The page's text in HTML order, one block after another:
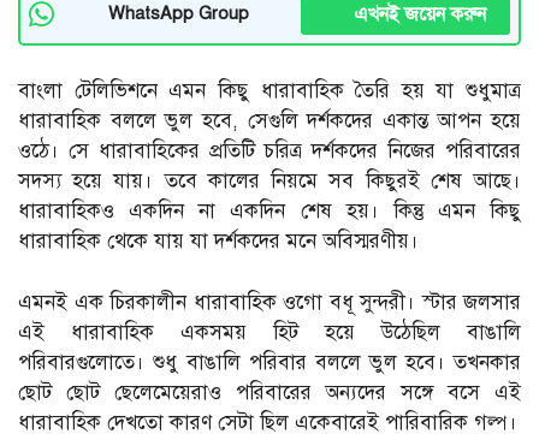
WhatsApp Group এখনই জয়েন করুন
বাংলা টেলিভিশনে এমন কিছু ধারাবাহিক তৈরি হয় যা শুধুমাত্র
ধারাবাহিক বললে ভুল হবে, সেগুলি দর্শকদের একান্ত আপন হয়ে
ওঠে। সে ধারাবাহিকের প্রতিটি চরিত্র দর্শকদের নিজের পরিবারের
সদস্য হয়ে যায়। তবে কালের নিয়মে সব কিছুরই শেষ আছে।
ধারাবাহিকও একদিন না একদিন শেষ হয়। কিন্তু এমন কিছু
ধারাবাহিক থেকে যায় যা দর্শকদের মনে অবিস্মরণীয়।
এমনই এক চিরকালীন ধারাবাহিক ওগো বধূ সুন্দরী। স্টার জলসার
এই ধারাবাহিক একসময় হিট হয়ে উঠেছিল বাঙালি
পরিবারগুলোতে। শুধু বাঙালি পরিবার বললে ভুল হবে। তখনকার
ছোট ছোট ছেলেমেয়েরাও পরিবারের অন্যদের সঙ্গে বসে এই
ধারাবাহিক দেখতো কারণ সেটা ছিল একেবারেই পারিবারিক গল্প।